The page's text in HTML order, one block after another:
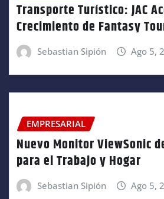
Transporte Turístico: JAC
Crecimiento de Fantasy
Sebastian Sipión Ago 5,
EMPRESARIAL
Nuevo Monitor ViewSonic
para el Trabajo y Hogar
Sebastian Sipión Ago 5,